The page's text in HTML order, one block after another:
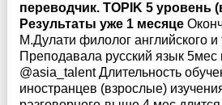
переводчик. TOPIK 5 уровень
Результаты уже 1 месяце
М.Дулати филолог английского и
Преподавала русский язык 5мес
@asia_talent Длительность
иностранцев (взрослые)